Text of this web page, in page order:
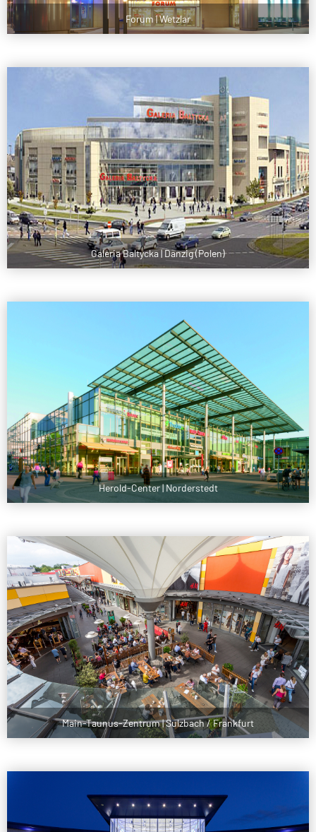
Forum | Wetzlar
Galeria Baltycka | Danzig (Polen)
Herold-Center | Norderstedt
Main-Taunus-Zentrum | Sulzbach / Frankfurt